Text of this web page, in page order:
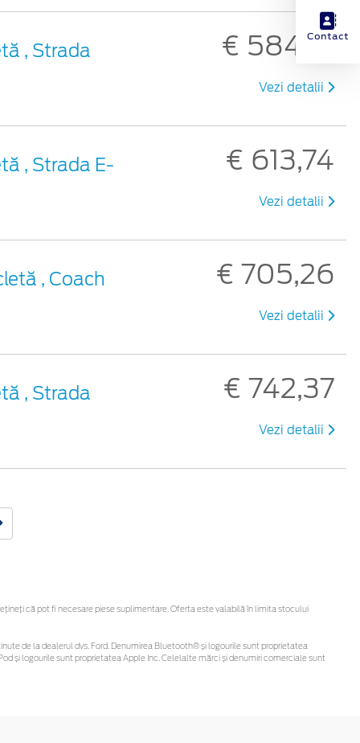
, Strada
€ 584,21
Vezi detalii
, Strada E-
€ 613,74
Vezi detalii
, Coach
€ 705,26
Vezi detalii
, Strada
€ 742,37
Vezi detalii
că pot fi necesare piese suplimentare. Oferta este valabilă în limita stocului
de la dealerul dvs. Ford. Denumirea Bluetooth® și logourile sunt proprietatea
și logourile sunt proprietatea Apple Inc. Celelalte mărci și denumiri comerciale sunt
Contact